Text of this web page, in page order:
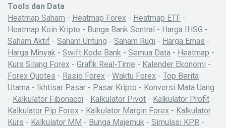
Tools dan Data
Heatmap Saham - Heatmap Forex - Heatmap ETF -
Heatmap Koin Kripto - Bunga Bank Sentral - Harga IHSG -
Saham Aktif - Saham Untung - Saham Rugi - Harga Emas -
Harga Minyak - Swift Kode Bank - Semua Data - Heatmap -
Kurs Silang Forex - Grafik Real-Time - Kalender Ekonomi -
Forex Quotes - Rasio Forex - Waktu Forex - Top Berita
Utama - Ikhtisar Pasar - Pasar Kripto - Konversi Mata Uang
- Kalkulator Fibonacci - Kalkulator Pivot - Kalkulator Profit -
Kalkulator Pip Forex - Kalkulator Margin Forex - Kalkulator
Kurs - Kalkulator MM - Bunga Majemuk - Simulasi KPR -